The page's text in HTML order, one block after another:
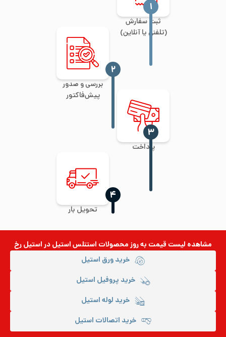
ثبت سفارش
(تلفنی یا آنلاین)
‍۱
بررسی و صدور
پیش‌فاکتور
‍۲
پرداخت
‍۳
تحویل بار
‍۴
مشاهده لیست قیمت به روزمحصولات استنلس استیلدر استیل رخ
خرید ورق استیل
خرید پروفیل استیل
خرید لوله استیل
خرید اتصالات استیل